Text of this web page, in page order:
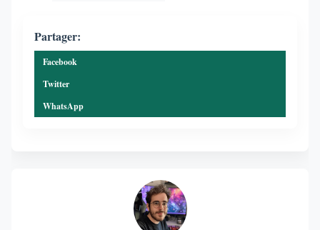
Partager:
Facebook
Twitter
WhatsApp